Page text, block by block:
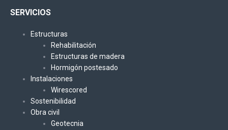
SERVICIOS
Estructuras
Rehabilitación
Estructuras de madera
Hormigón postesado
Instalaciones
Wirescored
Sostenibilidad
Obra civil
Geotecnia